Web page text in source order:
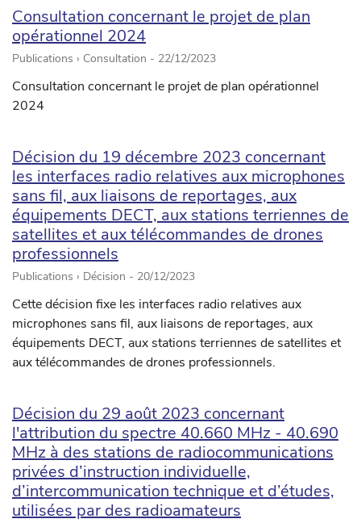
Consultation concernant le projet de plan
opérationnel 2024
Publications › Consultation - 22/12/2023
Consultation concernant le projet de plan opérationnel
2024
Décision du 19 décembre 2023 concernant
les interfaces radio relatives aux microphones
sans fil, aux liaisons de reportages, aux
équipements DECT, aux stations terriennes de
satellites et aux télécommandes de drones
professionnels
Publications › Décision - 20/12/2023
Cette décision fixe les interfaces radio relatives aux
microphones sans fil, aux liaisons de reportages, aux
équipements DECT, aux stations terriennes de satellites et
aux télécommandes de drones professionnels.
Décision du 29 août 2023 concernant
l'attribution du spectre 40.660 MHz - 40.690
MHz à des stations de radiocommunications
privées d’instruction individuelle,
d’intercommunication technique et d’études,
utilisées par des radioamateurs